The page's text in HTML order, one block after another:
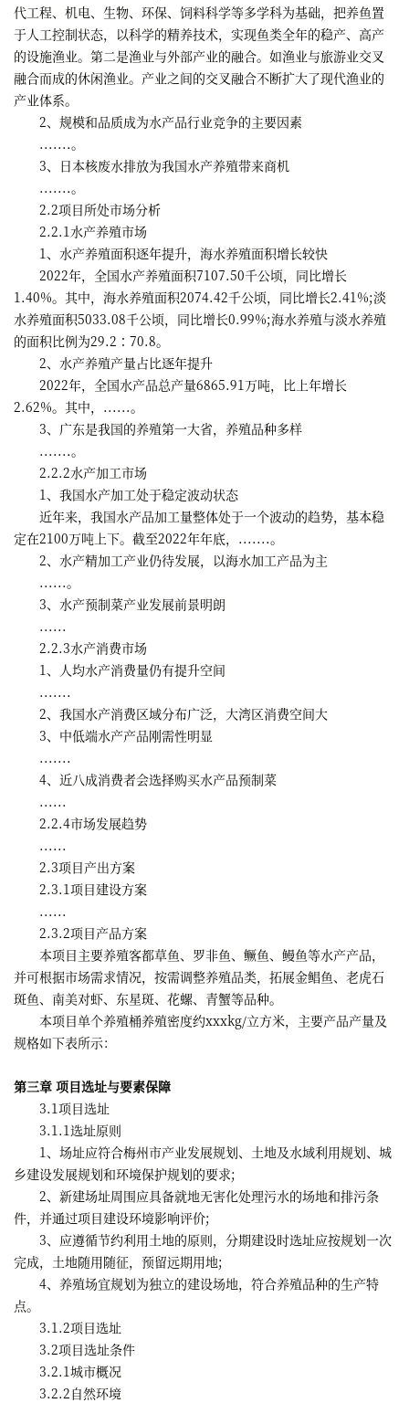
代工程、机电、生物、环保、饲料科学等多学科为基础，把养鱼置
于人工控制状态，以科学的精养技术，实现鱼类全年的稳产、高产
的设施渔业。第二是渔业与外部产业的融合。如渔业与旅游业交叉
融合而成的休闲渔业。产业之间的交叉融合不断扩大了现代渔业的
产业体系。
2、规模和品质成为水产品行业竞争的主要因素
.......。
3、日本核废水排放为我国水产养殖带来商机
.......。
2.2项目所处市场分析
2.2.1水产养殖市场
1、水产养殖面积逐年提升，海水养殖面积增长较快
2022年，全国水产养殖面积7107.50千公顷，同比增长
1.40%。其中，海水养殖面积2074.42千公顷，同比增长2.41%;淡
水养殖面积5033.08千公顷，同比增长0.99%;海水养殖与淡水养殖
的面积比例为29.2∶70.8。
2、水产养殖产量占比逐年提升
2022年，全国水产品总产量6865.91万吨，比上年增长
2.62%。其中，......。
3、广东是我国的养殖第一大省，养殖品种多样
.......。
2.2.2水产加工市场
1、我国水产加工处于稳定波动状态
近年来，我国水产品加工量整体处于一个波动的趋势，基本稳
定在2100万吨上下。截至2022年年底，.......。
2、水产精加工产业仍待发展，以海水加工产品为主
......。
3、水产预制菜产业发展前景明朗
......
2.2.3水产消费市场
1、人均水产消费量仍有提升空间
.......
2、我国水产消费区域分布广泛，大湾区消费空间大
3、中低端水产产品刚需性明显
.......
4、近八成消费者会选择购买水产品预制菜
......
2.2.4市场发展趋势
......
2.3项目产出方案
2.3.1项目建设方案
......
2.3.2项目产品方案
本项目主要养殖客都草鱼、罗非鱼、鳜鱼、鳗鱼等水产产品，
并可根据市场需求情况，按需调整养殖品类，拓展金鲳鱼、老虎石
斑鱼、南美对虾、东星斑、花螺、青蟹等品种。
本项目单个养殖桶养殖密度约xxxkg/立方米，主要产品产量及
规格如下表所示：
第三章 项目选址与要素保障
3.1项目选址
3.1.1选址原则
1、场址应符合梅州市产业发展规划、土地及水域利用规划、城
乡建设发展规划和环境保护规划的要求;
2、新建场址周围应具备就地无害化处理污水的场地和排污条
件，并通过项目建设环境影响评价;
3、应遵循节约利用土地的原则，分期建设时选址应按规划一次
完成，土地随用随征，预留远期用地;
4、养殖场宜规划为独立的建设场地，符合养殖品种的生产特
点。
3.1.2项目选址
3.2项目选址条件
3.2.1城市概况
3.2.2自然环境